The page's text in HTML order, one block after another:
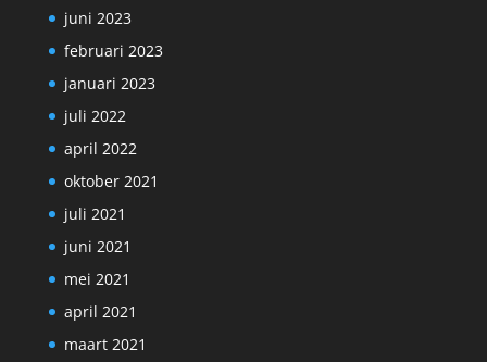
juni 2023
februari 2023
januari 2023
juli 2022
april 2022
oktober 2021
juli 2021
juni 2021
mei 2021
april 2021
maart 2021